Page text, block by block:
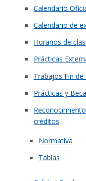
Calendario
Calendario de
Horarios de
Prácticas
Trabajos Fin de
Prácticas y
créditos
Normativa
Tablas